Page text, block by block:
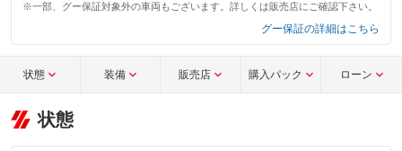
※一部、グー保証対象外の車両もございます。詳しくは販売店にご確認下さい。
グー保証の詳細はこちら
状態 装備 販売店 購入パック ローン
状態